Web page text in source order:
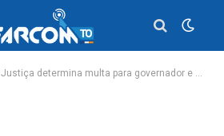
Justiça determina multa para governador e secretário de saúde regularizarem escala de médicos obstetras em Gurupi